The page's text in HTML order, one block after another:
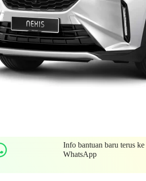
Info bantuan baru terus ke
WhatsApp